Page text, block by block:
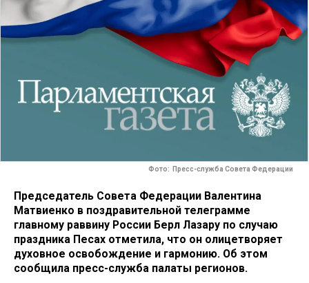
Фото: Пресс-служба Совета Федерации
Председатель Совета Федерации Валентина
Матвиенко в поздравительной телеграмме
главному раввину России Берл Лазару по случаю
праздника Песах отметила, что он олицетворяет
духовное освобождение и гармонию. Об этом
сообщила пресс-служба палаты регионов.